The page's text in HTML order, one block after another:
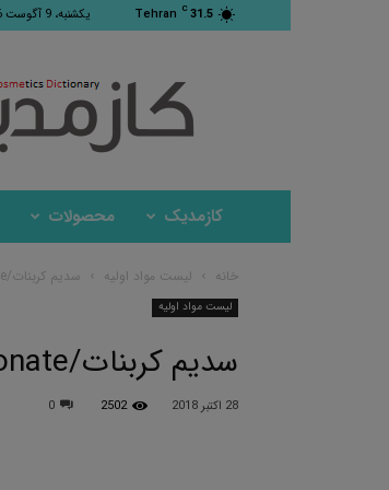
31.5
C
Tehran یکشنبه، 9 آگوست 2026
کازمدیک محصولات
خانه لیست مواد اولیه سدیم كربنات/Sodium carbonate
لیست مواد اولیه
سدیم كربنات/Sodium carbonate
28 اکتبر 2018 2502
0